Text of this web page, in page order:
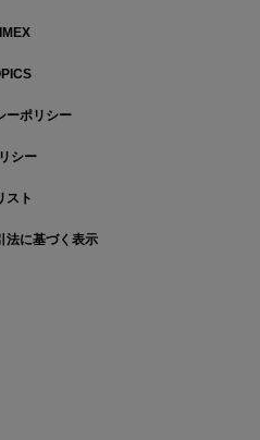
ーポリシー
シー
スト
法に基づく表示